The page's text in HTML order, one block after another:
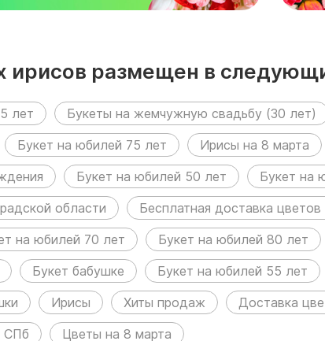
ирисов размещен в
лет Букеты на жемчужную свадьбу (30 лет)
Букет на юбилей 75 лет Ирисы на 8 марта
Букет на юбилей 50 лет Букет на
области
Бесплатная доставка
на юбилей 70 лет Букет на юбилей 80 лет
Букет бабушке Букет на юбилей 55 лет
Ирисы Хиты продаж
Доставка
СПб
Цветы на 8 марта